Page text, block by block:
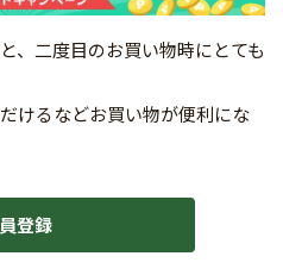
、二度目のお買い物時にとても
けるなどお買い物が便利にな
登録